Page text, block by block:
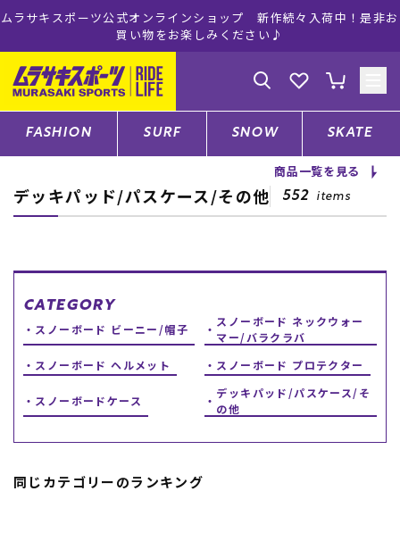
ムラサキスポーツ公式オンラインショップ 新作続々入荷中！是非お
買い物をお楽しみください♪
ゲスト様
ログイン 会員登録
店舗一覧
CATEGORY
ファッションTOP
サーフTOP
スケートTOP
FASHION SURF SNOW SKATE
商品一覧を見る
デッキパッド/パスケース/その他 552 items
CATEGORY
スノーボード ビーニー/帽子
スノーボード ネックウォー
マー/バラクラバ
スノーボード ヘルメット
スノーボード プロテクター
スノーボードケース
デッキパッド/パスケース/そ
の他
同じカテゴリーのランキング